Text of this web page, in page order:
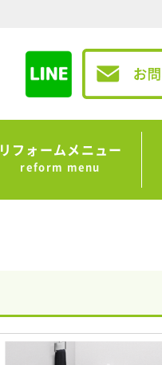
リフォームメニュー
reform menu